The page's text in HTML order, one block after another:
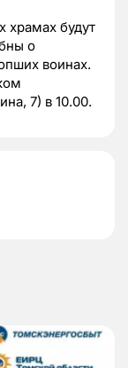
будут
о
воинах.
7) в 10.00.